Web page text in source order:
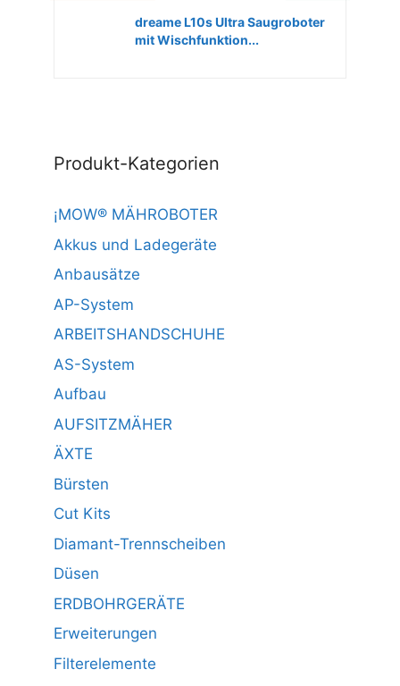
dreame L10s Ultra Saugroboter
mit Wischfunktion...
Produkt-Kategorien
¡MOW® MÄHROBOTER
Akkus und Ladegeräte
Anbausätze
AP-System
ARBEITSHANDSCHUHE
AS-System
Aufbau
AUFSITZMÄHER
ÄXTE
Bürsten
Cut Kits
Diamant-Trennscheiben
Düsen
ERDBOHRGERÄTE
Erweiterungen
Filterelemente